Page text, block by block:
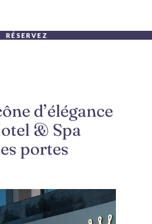
RÉSERVEZ
d’élégance
& Spa
portes